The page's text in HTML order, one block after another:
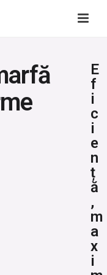
E
f
i
c
i
e
n
ț
ă
,
m
a
x
i